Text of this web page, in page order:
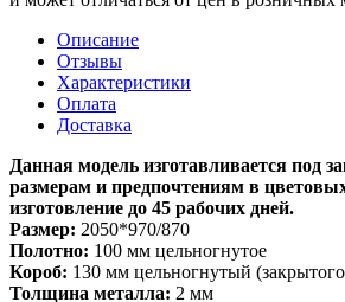
Описание
Отзывы
Характеристики
Оплата
Доставка
Данная модель изготавливается под
размерам и предпочтениям в
изготовление до 45 рабочих дней.
Размер: 2050*970/870
Полотно: 100 мм цельногнутое
Короб: 130 мм цельногнутый
Толщина металла: 2 мм